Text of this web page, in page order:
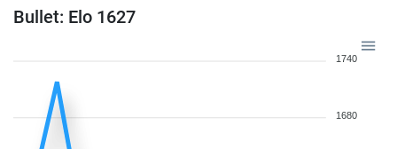
Bullet: Elo 1627
1740
1680